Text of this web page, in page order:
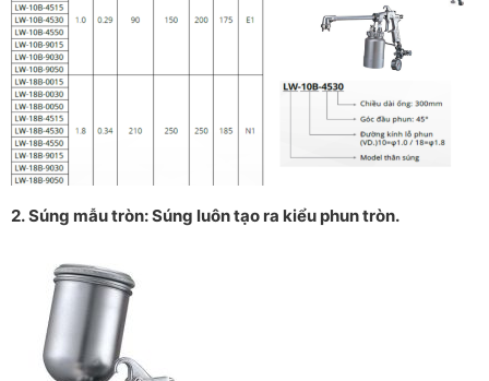
2. Súng mẫu tròn: Súng luôn tạo ra kiểu phun tròn.